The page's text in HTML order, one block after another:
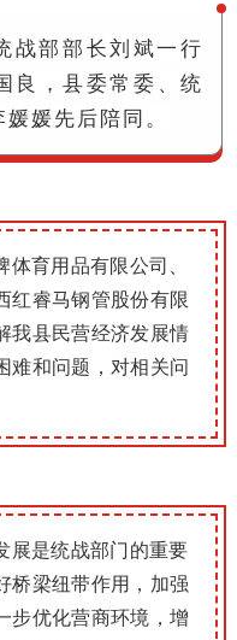
战部部长刘斌一行
良，县委常委、统
媛先后陪同。
育用品有限公司、
红睿马钢管股份有限
我县民营经济发展情
难和问题，对相关问
展是统战部门的重要
桥梁纽带作用，加强
步优化营商环境，增